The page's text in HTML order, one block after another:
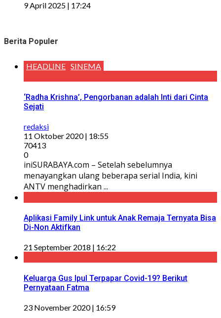
9 April 2025 | 17:24
Berita Populer
HEADLINE SINEMA
‘Radha Krishna’, Pengorbanan adalah Inti dari Cinta
Sejati
redaksi
11 Oktober 2020 | 18:55
70413
0
iniSURABAYA.com – Setelah sebelumnya
menayangkan ulang beberapa serial India, kini
ANTV menghadirkan ...
Aplikasi Family Link untuk Anak Remaja Ternyata Bisa
Di-Non Aktifkan
21 September 2018 | 16:22
Keluarga Gus Ipul Terpapar Covid-19? Berikut
Pernyataan Fatma
23 November 2020 | 16:59